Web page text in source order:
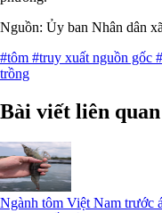
Nguồn: Ủy ban Nhân dân
#tôm #truy xuất nguồn gốc
trồng
Bài viết liên quan
Ngành tôm Việt Nam trước